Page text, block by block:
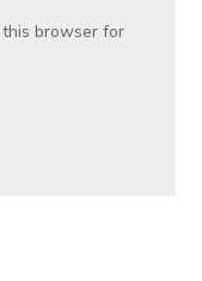
this browser for